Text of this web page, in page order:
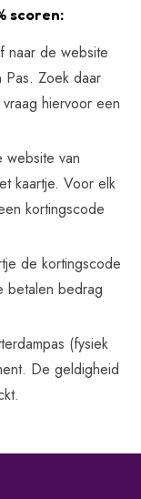
scoren:
naar de website
Pas. Zoek daar
hiervoor een
van
kaartje. Voor elk
kortingscode
de kortingscode
betalen bedrag
(fysiek
De geldigheid